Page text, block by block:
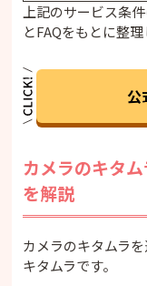
上記のサービス条
とFAQをもとに整理
公
カメラのキタ
を解説
カメラのキタムラ
キタムラです。